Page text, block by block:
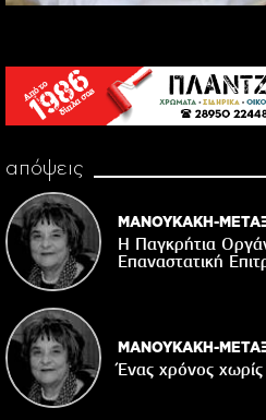
απόψεις
ΜΑΝΟΥΚΑΚΗ-
Η Παγκρήτια
Επαναστατική
ΜΑΝΟΥΚΑΚΗ-
Ένας χρόνος